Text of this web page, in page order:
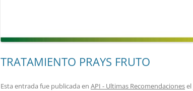
TRATAMIENTO PRAYS FRUTO
Esta entrada fue publicada en API - Ultimas Recomendacionesel